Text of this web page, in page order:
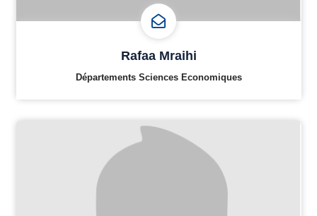
Rafaa Mraihi
Départements Sciences Economiques